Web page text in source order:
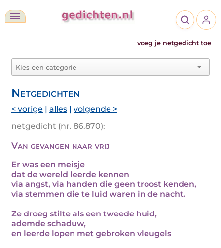
voeg je netgedicht toe
Netgedichten
< vorige | alles | volgende >
netgedicht (nr. 86.870):
Van gevangen naar vrij
Er was een meisje
dat de wereld leerde kennen
via angst, via handen die geen troost kenden,
via stemmen die te luid waren in de nacht.
Ze droeg stilte als een tweede huid,
ademde schaduw,
en leerde lopen met gebroken vleugels